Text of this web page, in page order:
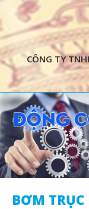
CÔNG TY
BƠM